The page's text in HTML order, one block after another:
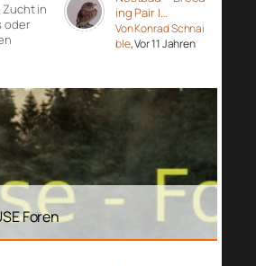
Zucht in
oder
ing Pair I…
Von Konrad Schnai
ble, Vor 11 Jahren
Foren